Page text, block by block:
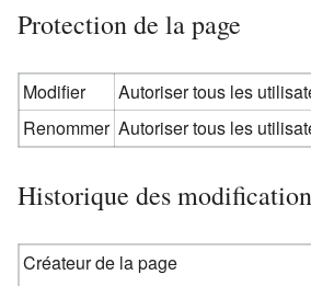
Protection de la page
Modifier
Autoriser tous les
Renommer Autoriser tous les
Historique des
Créateur de la page